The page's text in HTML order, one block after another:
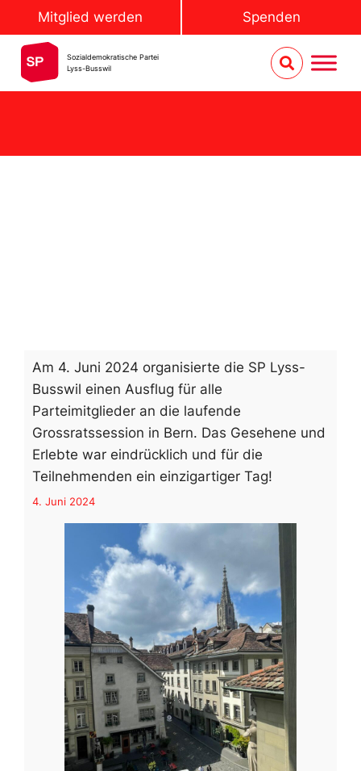
Mitglied werden Spenden
Sozialdemokratische Partei
Lyss-Busswil
Am 4. Juni 2024 organisierte die SP Lyss-
Busswil einen Ausflug für alle
Parteimitglieder an die laufende
Grossratssession in Bern. Das Gesehene und
Erlebte war eindrücklich und für die
Teilnehmenden ein einzigartiger Tag!
4. Juni 2024